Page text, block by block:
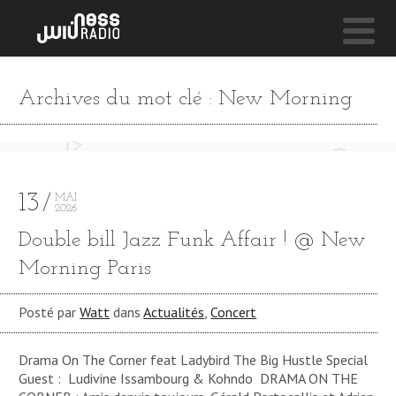
BIRDS ON THE FIRE ESCAPE (SUFF DADDY
NESS LIVE !
Archives du mot clé : New Morning
13
MAI
2026
Double bill Jazz Funk Affair ! @ New
Morning Paris
Posté parWatt dansActualités,Concert
Drama On The Corner feat Ladybird The Big Hustle Special
Guest : Ludivine Issambourg & Kohndo DRAMA ON THE